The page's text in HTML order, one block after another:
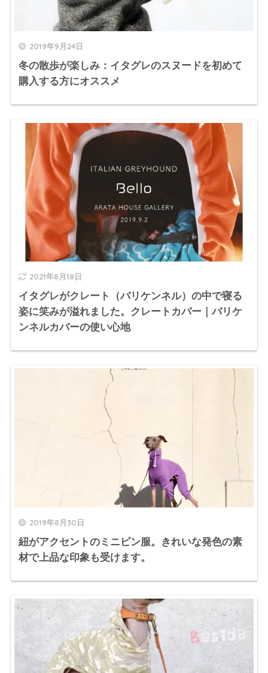
2019年9月24日
冬の散歩が楽しみ：イタグレのスヌードを初めて
購入する方にオススメ
2021年8月18日
イタグレがクレート（バリケンネル）の中で寝る
姿に笑みが溢れました。クレートカバー｜バリケ
ンネルカバーの使い心地
2019年8月30日
紐がアクセントのミニピン服。きれいな発色の素
材で上品な印象も受けます。